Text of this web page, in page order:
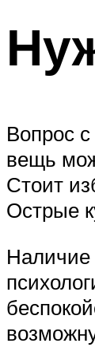
Вопрос
вещь
Стоит
Острые
Наличие